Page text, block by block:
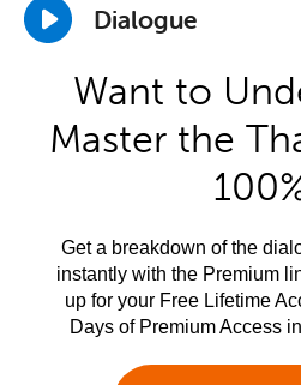
Dialogue
Want to
Master the
Get a breakdown of the
instantly with the Premium
up for your Free Lifetime
Days of Premium Access